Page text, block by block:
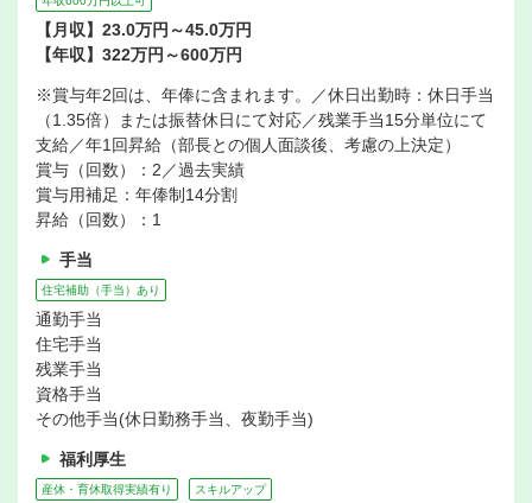
【月収】23.0万円～45.0万円
【年収】322万円～600万円
※賞与年2回は、年俸に含まれます。／休日出勤時：休日手当
（1.35倍）または振替休日にて対応／残業手当15分単位にて
支給／年1回昇給（部長との個人面談後、考慮の上決定）
賞与（回数）：2／過去実績
賞与用補足：年俸制14分割
昇給（回数）：1
手当
住宅補助（手当）あり
通勤手当
住宅手当
残業手当
資格手当
その他手当(休日勤務手当、夜勤手当)
福利厚生
産休・育休取得実績有り スキルアップ